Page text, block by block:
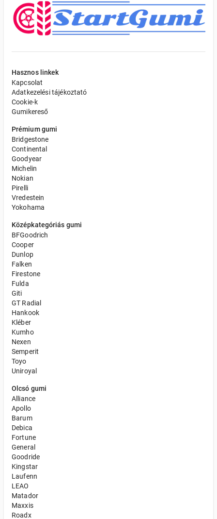
Hasznos linkek
Kapcsolat
Adatkezelési tájékoztató
Cookie-k
Gumikereső
Prémium gumi
Bridgestone
Continental
Goodyear
Michelin
Nokian
Pirelli
Vredestein
Yokohama
Középkategóriás gumi
BFGoodrich
Cooper
Dunlop
Falken
Firestone
Fulda
Giti
GT Radial
Hankook
Kléber
Kumho
Nexen
Semperit
Toyo
Uniroyal
Olcsó gumi
Alliance
Apollo
Barum
Debica
Fortune
General
Goodride
Kingstar
Laufenn
LEAO
Matador
Maxxis
Roadx